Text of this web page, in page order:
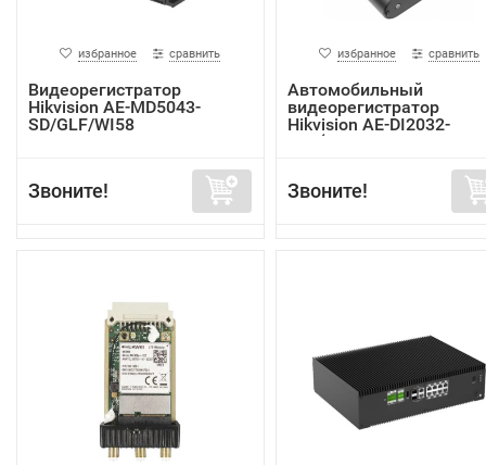
избранное сравнить
Видеорегистратор
Hikvision AE-MD5043-
SD/GLF/WI58
Звоните!
избранное сравнить
Автомобильный
видеорегистратор
Hikvision AE-DI2032-
G40(In...
Звоните!